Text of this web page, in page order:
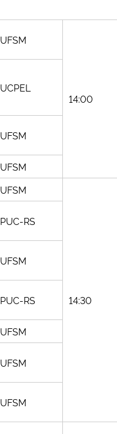
UFSM
14:00
UCPEL
UFSM
UFSM
UFSM
14:30
PUC-RS
UFSM
PUC-RS
UFSM
UFSM
UFSM